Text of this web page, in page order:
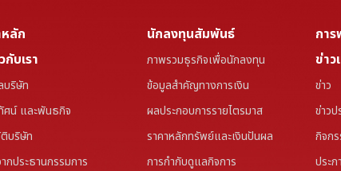
ลัก
กับเรา
บริษัท
ศน์ และพันธกิจ
บริษัท
กประธานกรรมการ
นักลงทุนสัมพันธ์
ภาพรวมธุรกิจเพื่อนักลงทุน
ข้อมูลสำคัญทางการเงิน
ผลประกอบการรายไตรมาส
ราคาหลักทรัพย์และเงินปันผล
การกำกับดูแลกิจการ
กา
ข่าว
ข่าว
ข่าว
กิจก
ประ